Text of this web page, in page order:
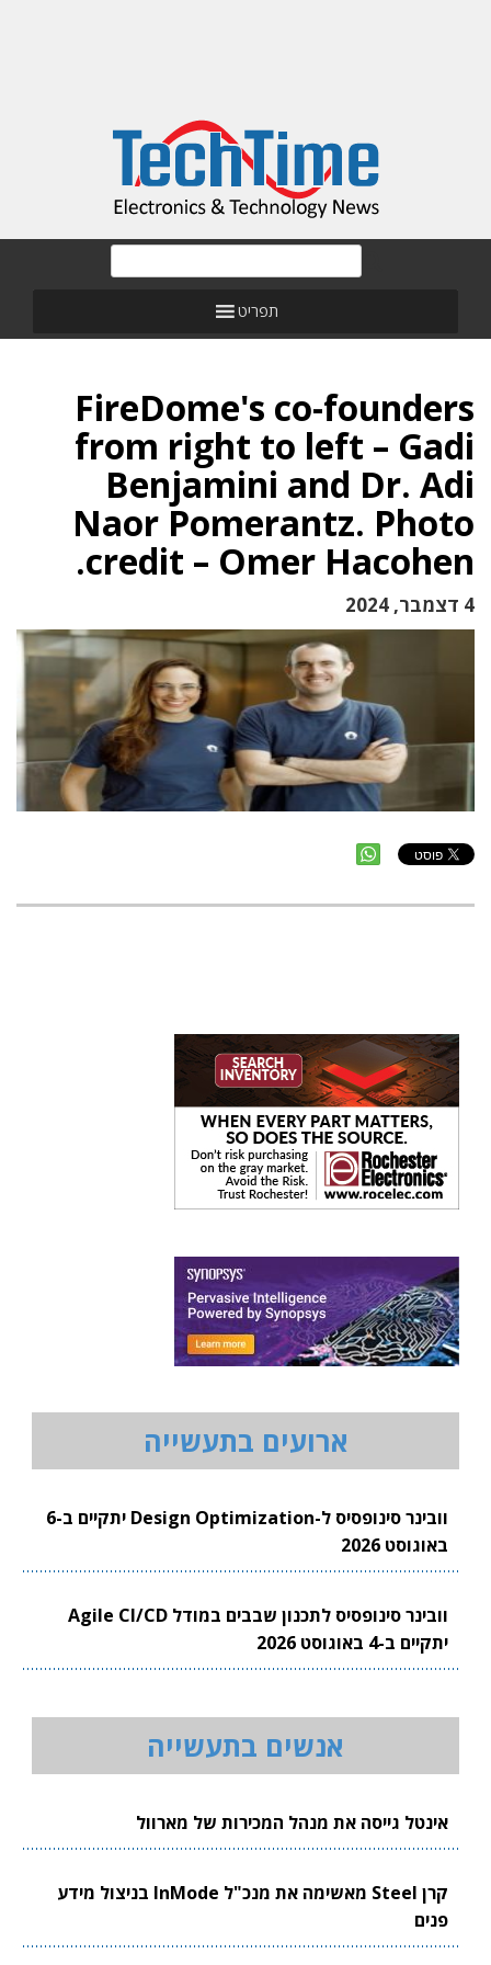
תפריט
FireDome's co-founders
from right to left – Gadi
Benjamini and Dr. Adi
Naor Pomerantz. Photo
credit – Omer Hacohen.
4 דצמבר, 2024
ארועים בתעשייה
וובינר סינופסיס ל-Design Optimization יתקיים ב-6
באוגוסט 2026
וובינר סינופסיס לתכנון שבבים במודל Agile CI/CD
יתקיים ב-4 באוגוסט 2026
אנשים בתעשייה
אינטל גייסה את מנהל המכירות של מארוול
קרן Steel מאשימה את מנכ"ל InMode בניצול מידע
פנים